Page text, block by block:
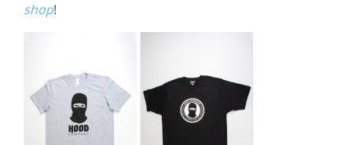
shop!